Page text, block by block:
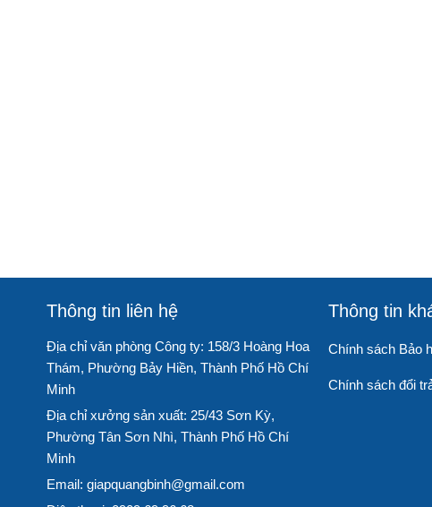
Thông tin liên hệ
Địa chỉ văn phòng Công ty: 158/3 Hoàng Hoa
Thám, Phường Bảy Hiền, Thành Phố Hồ Chí
Minh
Địa chỉ xưởng sản xuất: 25/43 Sơn Kỳ,
Phường Tân Sơn Nhì, Thành Phố Hồ Chí
Minh
Email: giapquangbinh@gmail.com
Thông tin
Chính sách Bảo
Chính sách đổi